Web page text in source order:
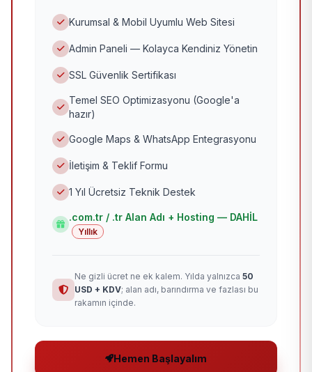
Kurumsal & Mobil Uyumlu Web Sitesi
Admin Paneli — Kolayca Kendiniz Yönetin
SSL Güvenlik Sertifikası
Temel SEO Optimizasyonu (Google'a
hazır)
Google Maps & WhatsApp Entegrasyonu
İletişim & Teklif Formu
1 Yıl Ücretsiz Teknik Destek
.com.tr / .tr Alan Adı + Hosting — DAHİL
Yıllık
Ne gizli ücret ne ek kalem. Yılda yalnızca 50
USD + KDV; alan adı, barındırma ve fazlası bu
rakamın içinde.
Hemen Başlayalım